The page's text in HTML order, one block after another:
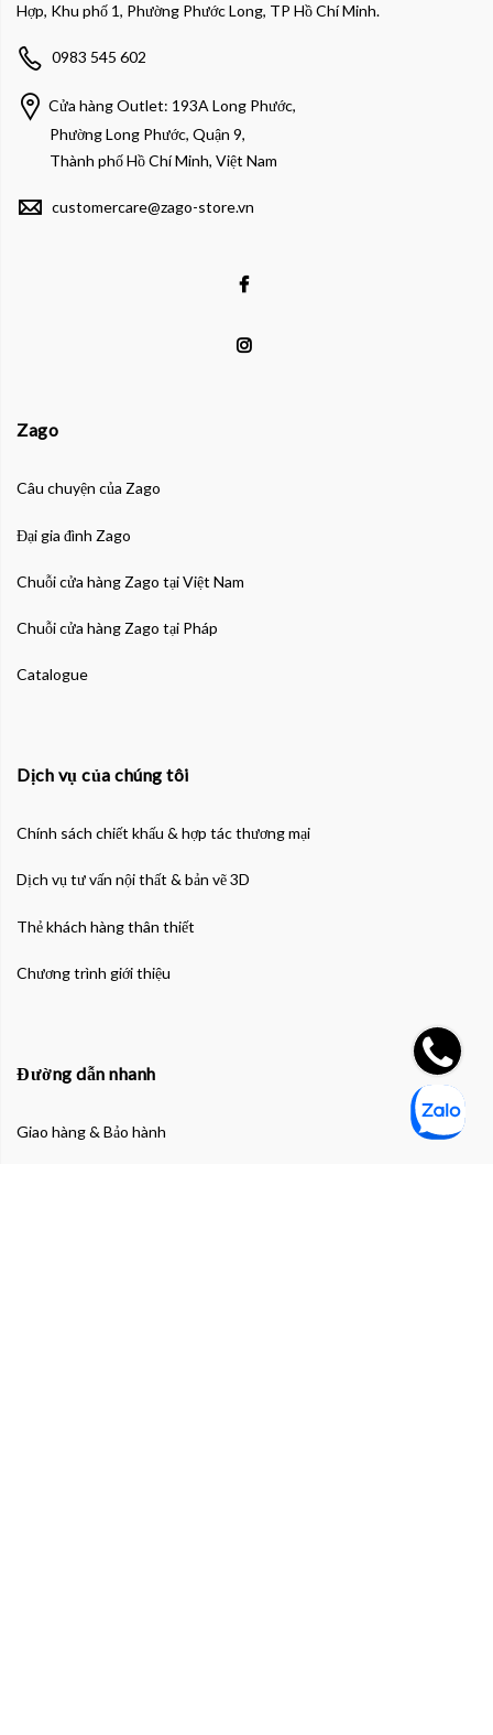
Hợp, Khu phố 1, Phường Phước Long, TP Hồ Chí Minh.
0983 545 602
Cửa hàng Outlet: 193A Long Phước,
Phường Long Phước, Quận 9,
Thành phố Hồ Chí Minh, Việt Nam
customercare@zago-store.vn
Zago
Câu chuyện của Zago
Đại gia đình Zago
Chuỗi cửa hàng Zago tại Việt Nam
Chuỗi cửa hàng Zago tại Pháp
Catalogue
Dịch vụ của chúng tôi
Chính sách chiết khấu & hợp tác thương mại
Dịch vụ tư vấn nội thất & bản vẽ 3D
Thẻ khách hàng thân thiết
Chương trình giới thiệu
Đường dẫn nhanh
Giao hàng & Bảo hành